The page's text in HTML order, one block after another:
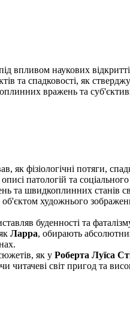
впливом наукових
та спадковості, як
вражень та
як фізіологічні потяги,
патологій та
та швидкоплинних станів
художнього
буденності та
Ларра, обирають
як у Роберта Луїса
читачеві світ пригод та